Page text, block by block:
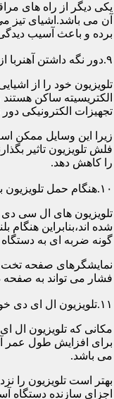
یکی دیگر از راه های
آن می باشد.اشیای تیز
برده و باعث آسیب
۹.دور نگه داشتن آهنربا از تلویزیون های ال ای دی
تلویزیون خود را از
تجهیزات الکترونیکی دور
زیرا این وسایل ممکن
فلش تلویزیون تاثیر
را کاهش دهد.
۱۰.هنگام حمل تلویزیون بسیار محتاط باشید
تلویزیون های ال سی
شده اند،بنابراین هنگام
گونه ضربه ای به دستگاه
نمایشگرهای صفحه
فشار می تواند به صفحه
۱۱.تلویزیون ال ای دی خود را در جای مناسب قرار دهید
مکانی که تلویزیون ال
برای افزایش طول عمر
می باشد.
بهتر است تلویزیون را
اجزای سازنده دستگاه